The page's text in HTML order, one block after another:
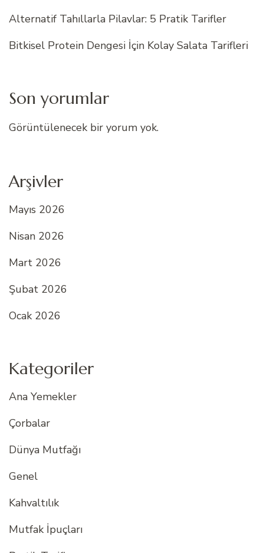
Alternatif Tahıllarla Pilavlar: 5 Pratik Tarifler
Bitkisel Protein Dengesi İçin Kolay Salata Tarifleri
Son yorumlar
Görüntülenecek bir yorum yok.
Arşivler
Mayıs 2026
Nisan 2026
Mart 2026
Şubat 2026
Ocak 2026
Kategoriler
Ana Yemekler
Çorbalar
Dünya Mutfağı
Genel
Kahvaltılık
Mutfak İpuçları